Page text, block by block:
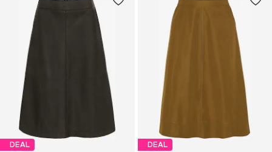
DEAL DEAL